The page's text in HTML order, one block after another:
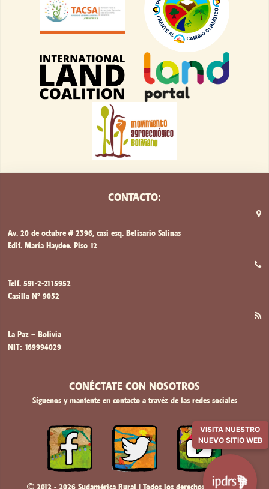
VISITA NUESTRO
NUEVO SITIO WEB
CONTACTO:
Av. 20 de octubre # 2396, casi esq. Belisario Salinas
Edif. María Haydee. Piso 12
Telf. 591-2-2115952
Casilla Nº 9052
La Paz – Bolivia
NIT: 169994029
CONÉCTATE CON NOSOTROS
Síguenos y mantente en contacto a travéz de las redes sociales
2012 - 2026 Sudamérica Rural | Todos los derechos reservados